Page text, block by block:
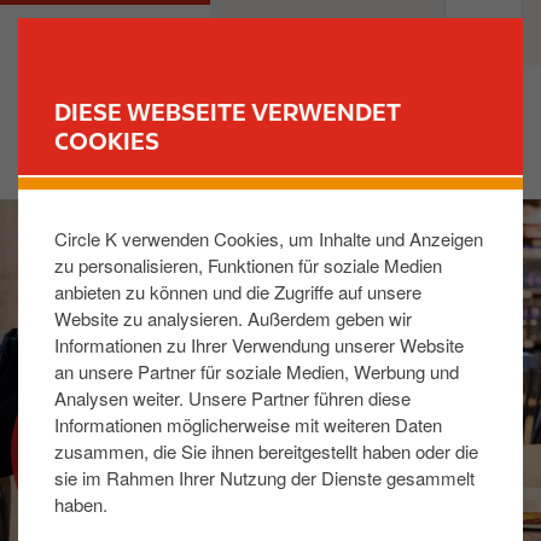
DIESE WEBSEITE VERWENDET
COOKIES
Circle K verwenden Cookies, um Inhalte und Anzeigen
zu personalisieren, Funktionen für soziale Medien
anbieten zu können und die Zugriffe auf unsere
Website zu analysieren. Außerdem geben wir
Informationen zu Ihrer Verwendung unserer Website
an unsere Partner für soziale Medien, Werbung und
Analysen weiter. Unsere Partner führen diese
Informationen möglicherweise mit weiteren Daten
zusammen, die Sie ihnen bereitgestellt haben oder die
sie im Rahmen Ihrer Nutzung der Dienste gesammelt
haben.
h
a
M
v
e
SHOPPEN IN
TOTALENERGIES
TANKSTELLE